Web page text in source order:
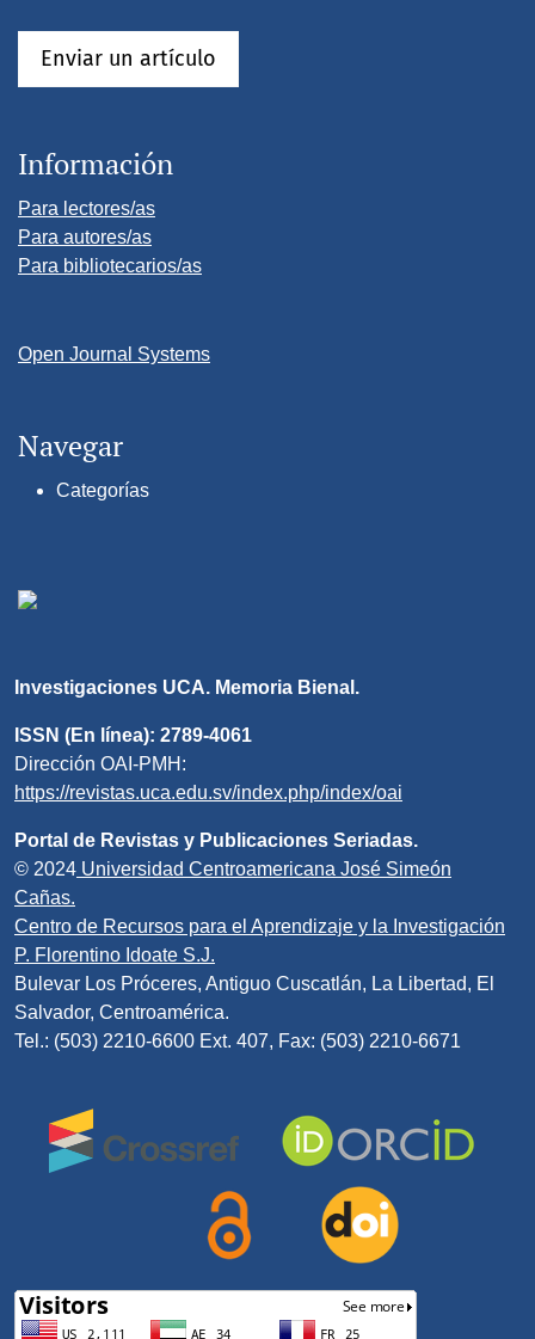
Enviar un artículo
Información
Para lectores/as
Para autores/as
Para bibliotecarios/as
Open Journal Systems
Navegar
Categorías
Investigaciones UCA. Memoria Bienal.
ISSN (En línea): 2789-4061
Dirección OAI-PMH:
https://revistas.uca.edu.sv/index.php/index/oai
Portal de Revistas y Publicaciones Seriadas.
© 2024 Universidad Centroamericana José Simeón
Cañas.
Centro de Recursos para el Aprendizaje y la Investigación
P. Florentino Idoate S.J.
Bulevar Los Próceres, Antiguo Cuscatlán, La Libertad, El
Salvador, Centroamérica.
Tel.: (503) 2210-6600 Ext. 407, Fax: (503) 2210-6671